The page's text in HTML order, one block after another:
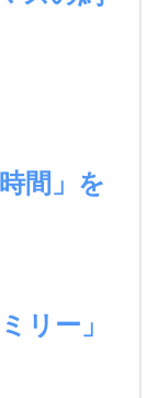
間」を
リー」